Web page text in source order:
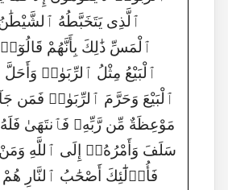
ٱلَّذِى يَتَخَبَّطُهُ
ٱلْمَسِّ ذَٰلِكَ بِأَنَّهُمْ قَالُوٓا۟
ٱلْبَيْعُ مِثْلُ ٱلرِّبَوٰا۟ وَأَحَلَّ
ٱلْبَيْعَ وَحَرَّمَ ٱلرِّبَوٰا۟ فَمَن
مَوْعِظَةٌ مِّن رَّبِّهِۦ فَٱنتَهَىٰ
سَلَفَ وَأَمْرُهُۥٓ إِلَى ٱللَّهِ
فَأُو۟لَٰٓئِكَ أَصْحَٰبُ ٱلنَّارِ هُمْ